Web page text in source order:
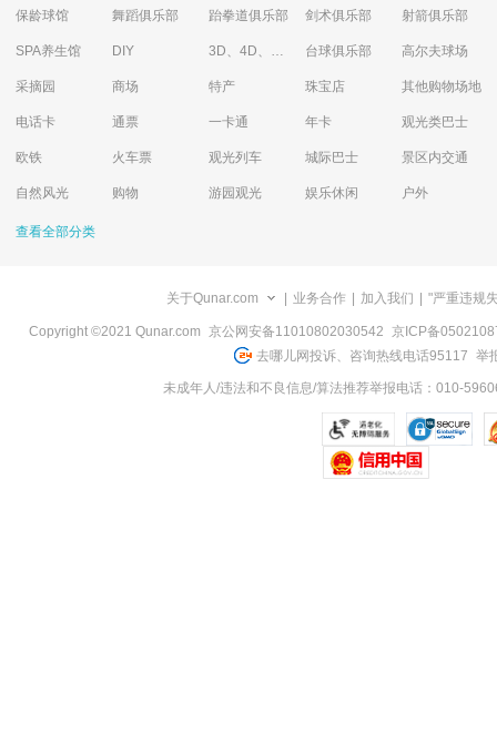
保龄球馆 舞蹈俱乐部 跆拳道俱乐部 剑术俱乐部 射箭俱乐部
SPA养生馆 DIY 3D、4D、5D艺术体验馆 台球俱乐部 高尔夫球场
采摘园 商场 特产 珠宝店 其他购物场地
电话卡 通票 一卡通 年卡 观光类巴士
欧铁 火车票 观光列车 城际巴士 景区内交通
自然风光 购物 游园观光 娱乐休闲 户外
查看全部分类
关于Qunar.com 业务合作 加入我们 "严重违规
Copyright ©2021 Qunar.com 京公网安备11010802030542 京ICP备
去哪儿网投诉、咨询热线电话95117 举
未成年人/违法和不良信息/算法推荐举报电话：010-